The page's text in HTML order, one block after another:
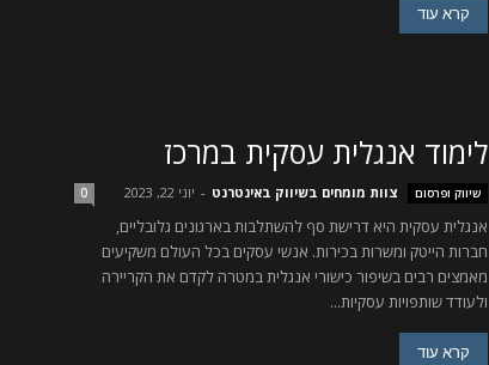
קרא עוד
לימוד אנגלית עסקית במרכז
שיווק ופרסום צוות מומחים בשיווק באינטרנט - יוני 22, 2023 0
אנגלית עסקית היא דרישת סף להשתלבות בארגונים גלובליים,
חברות הייטק ומשרות בכירות. אנשי עסקים בכל העולם משקיעים
מאמצים רבים בשיפור כישורי אנגלית במטרה לקדם את הקריירה
ולעודד שותפויות עסקיות...
קרא עוד